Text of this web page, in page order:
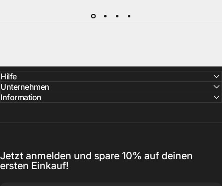
Hilfe
Unternehmen
Information
Jetzt anmelden und spare 10% auf deinen
ersten Einkauf!